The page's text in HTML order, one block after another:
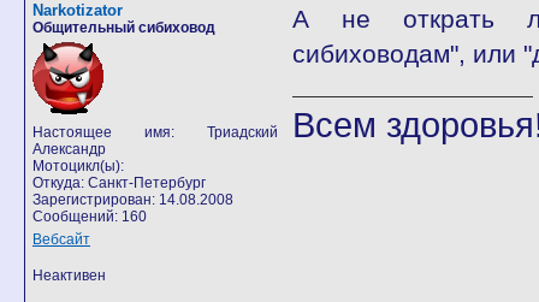
Narkotizator
Общительный сибиховод
Настоящее имя: Триадский
Александр
Мотоцикл(ы):
Откуда: Санкт-Петербург
Зарегистрирован: 14.08.2008
Сообщений: 160
Вебсайт
А не открать
сибиховодам", или
Всем
Неактивен